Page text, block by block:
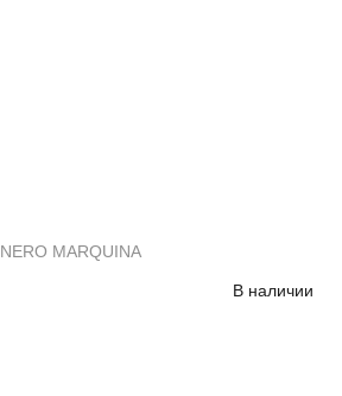
NERO MARQUINA
В наличии